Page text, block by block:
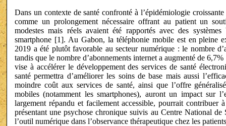
Dans un contexte de santé confronté à l’épidémiologie
comme un prolongement nécessaire offrant au patient un
modestes mais réels avaient été rapportés avec des
smartphone [1]. Au Gabon, la téléphonie mobile est en pleine
2019 a été plutôt favorable au secteur numérique : le nombre
tandis que le nombre d’abonnements internet a augmenté de
vise à accélérer le développement des services de santé
santé permettra d’améliorer les soins de base mais aussi
moindre coût aux services de santé, ainsi que l’offre
mobiles (notamment les smartphones), auront un impact sur
largement répandu et facilement accessible, pourrait contribuer
présentant une psychose chronique suivis au Centre National
l’outil numérique dans l’observance thérapeutique chez les